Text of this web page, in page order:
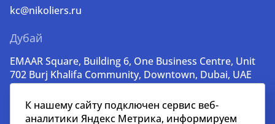
kc@nikoliers.ru
Дубай
EMAAR Square, Building 6, One Business Centre, Unit
702 Burj Khalifa Community, Downtown, Dubai, UAE
lead@nikoliers-global.com
К нашему сайту подключен сервис веб-
аналитики Яндекс Метрика, информируем